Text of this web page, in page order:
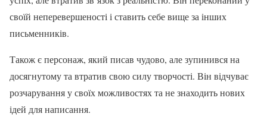
своїй неперевершеності і ставить себе вище за інших
письменників.
Також є персонаж, який писав чудово, але зупинився на
досягнутому та втратив свою силу творчості. Він відчуває
розчарування у своїх можливостях та не знаходить нових
ідей для написання.